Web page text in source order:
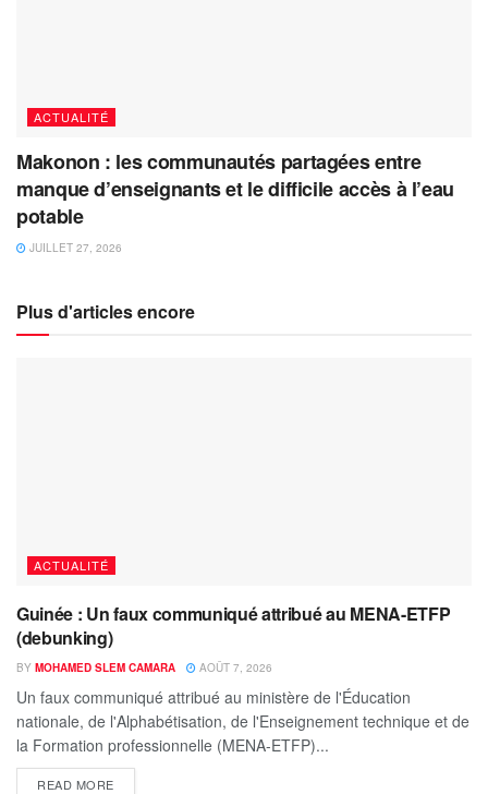
ACTUALITÉ
Makonon : les communautés partagées entre
manque d’enseignants et le difficile accès à l’eau
potable
JUILLET 27, 2026
Plus d'articles encore
ACTUALITÉ
Guinée : Un faux communiqué attribué au MENA-ETFP
(debunking)
BY MOHAMED SLEM CAMARA AOÛT 7, 2026
Un faux communiqué attribué au ministère de l'Éducation
nationale, de l'Alphabétisation, de l'Enseignement technique et de
la Formation professionnelle (MENA-ETFP)...
READ MORE